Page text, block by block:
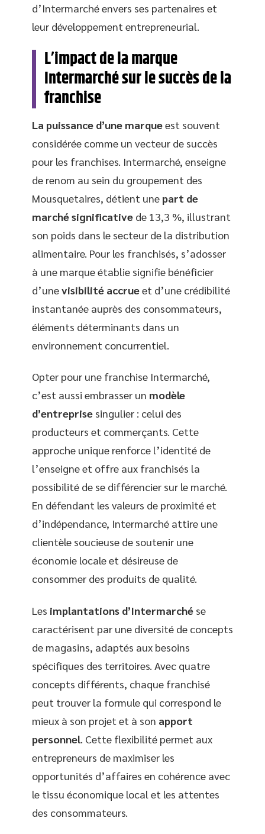
d’Intermarché envers ses partenaires et
leur développement entrepreneurial.
L’impact de la marque
Intermarché sur le succès de la
franchise
La puissance d’une marqueest souvent
considérée comme un vecteur de succès
pour les franchises. Intermarché, enseigne
de renom au sein du groupement des
Mousquetaires, détient une part de
marché significative de 13,3 %, illustrant
son poids dans le secteur de la distribution
alimentaire. Pour les franchisés, s’adosser
à une marque établie signifie bénéficier
d’unevisibilité accrueet d’une crédibilité
instantanée auprès des consommateurs,
éléments déterminants dans un
environnement concurrentiel.
Opter pour une franchise Intermarché,
c’est aussi embrasser un modèle
d’entreprise singulier : celui des
producteurs et commerçants. Cette
approche unique renforce l’identité de
l’enseigne et offre aux franchisés la
possibilité de se différencier sur le marché.
En défendant les valeurs de proximité et
d’indépendance, Intermarché attire une
clientèle soucieuse de soutenir une
économie locale et désireuse de
consommer des produits de qualité.
Les implantations d’Intermarché se
caractérisent par une diversité de concepts
de magasins, adaptés aux besoins
spécifiques des territoires. Avec quatre
concepts différents, chaque franchisé
peut trouver la formule qui correspond le
mieux à son projet et à son apport
personnel . Cette flexibilité permet aux
entrepreneurs de maximiser les
opportunités d’affaires en cohérence avec
le tissu économique local et les attentes
des consommateurs.